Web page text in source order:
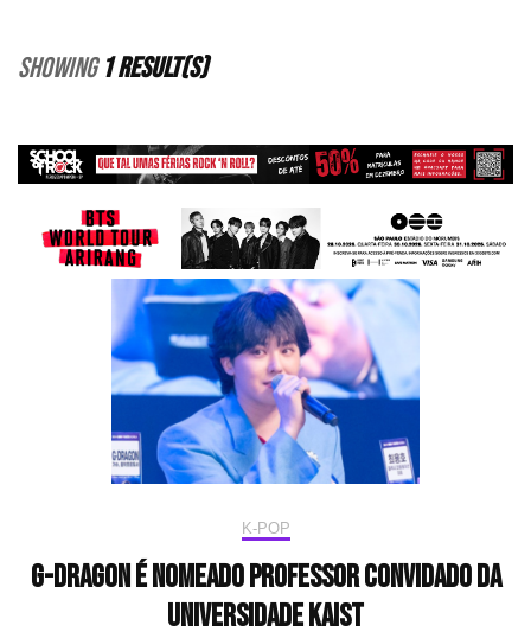
Showing1 Result(s)
K-POP
G-Dragon é nomeado professor convidado da
universidade KAIST